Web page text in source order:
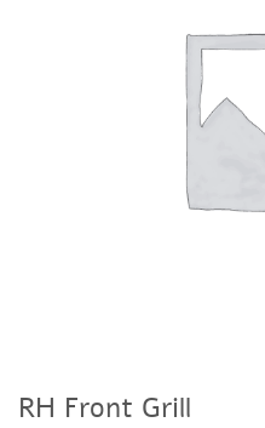
RH Front Grill